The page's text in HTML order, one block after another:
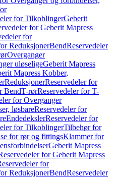
for TilkoblingerGeberit
for Geberit Mapress
for
ReduksjonerBendReservedeler
Overganger
uløseligeGeberit Mapress
Mapress Kobber,
ReduksjonerReservedeler for
BendT-rørReservedeler for T-
for Overganger
løsbareReservedeler for
EndedekslerReservedeler for
for TilkoblingerTilbehør for
for rør og fittingsKlammer for
Geberit Mapress
for Geberit Mapress
for
ReduksjonerBendReservedeler